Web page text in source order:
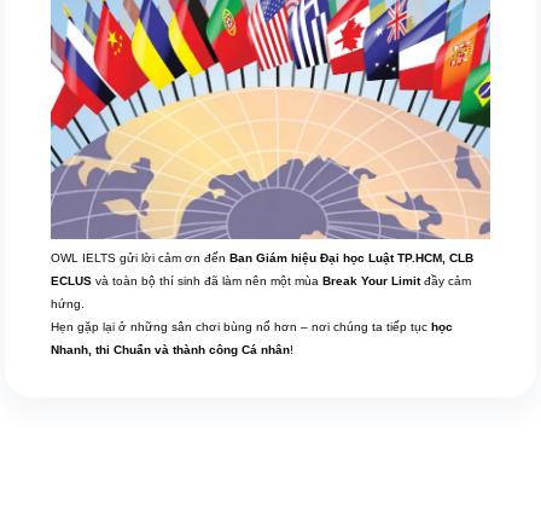
OWL IELTS gửi lời cảm ơn đếnBan Giám hiệu Đại học Luật TP.HCM, CLB
ECLUS và toàn bộ thí sinh đã làm nên một mùaBreak Your Limitđầy cảm
hứng.
Hẹn gặp lại ở những sân chơi bùng nổ hơn – nơi chúng ta tiếp tụchọc
Nhanh, thi Chuẩn và thành công Cá nhân!